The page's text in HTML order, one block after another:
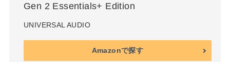
Gen 2 Essentials+ Edition
UNIVERSAL AUDIO
Amazonで探す